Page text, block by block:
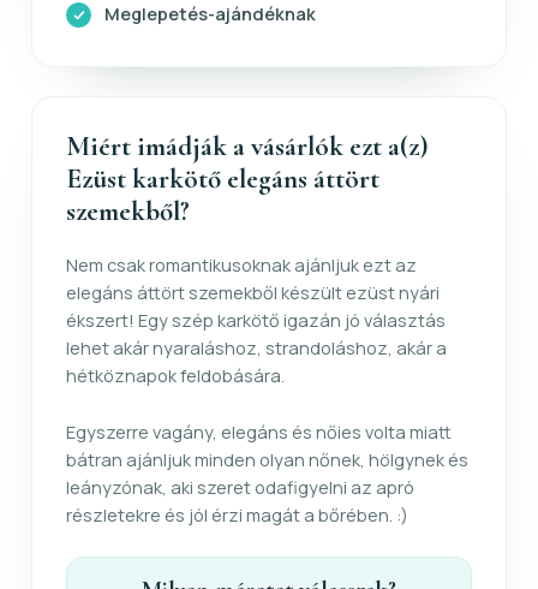
Meglepetés-ajándéknak
Miért imádják a vásárlók ezt a(z)
Ezüst karkötő elegáns áttört
szemekből?
Nem csak romantikusoknak ajánljuk ezt az
elegáns áttört szemekből készült ezüst nyári
ékszert! Egy szép karkötő igazán jó választás
lehet akár nyaraláshoz, strandoláshoz, akár a
hétköznapok feldobására.
Egyszerre vagány, elegáns és nőies volta miatt
bátran ajánljuk minden olyan nőnek, hölgynek és
leányzónak, aki szeret odafigyelni az apró
részletekre és jól érzi magát a bőrében. :)